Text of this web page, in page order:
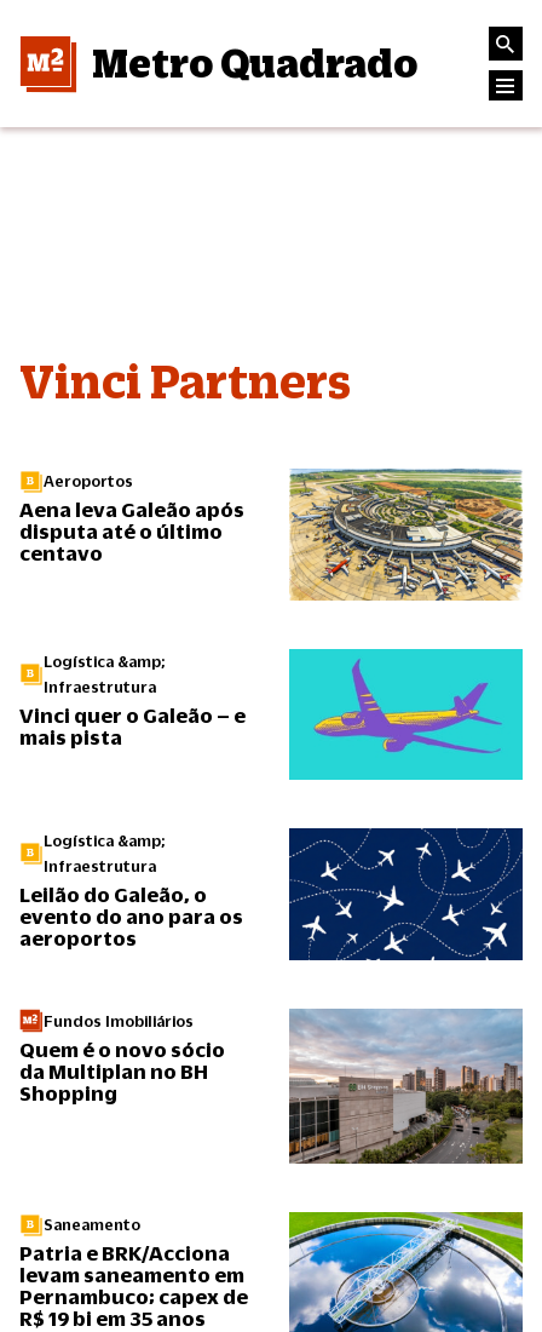
Metro Quadrado
Vinci Partners
Aeroportos
Aena leva Galeão após
disputa até o último
centavo
Logística &amp;
Infraestrutura
Vinci quer o Galeão – e
mais pista
Logística &amp;
Infraestrutura
Leilão do Galeão, o
evento do ano para os
aeroportos
Fundos Imobiliários
Quem é o novo sócio
da Multiplan no BH
Shopping
Saneamento
Patria e BRK/Acciona
levam saneamento em
Pernambuco; capex de
R$ 19 bi em 35 anos